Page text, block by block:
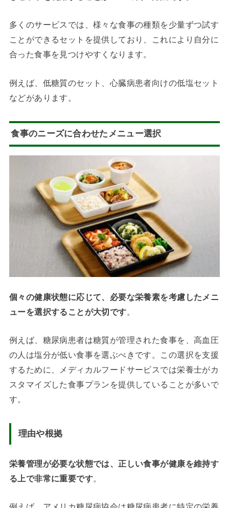
多くのサービスでは、様々な食事の種類を少量ずつ試す
ことができるセットを提供しており、これにより自分に
合った食事を見つけやすくなります。
例えば、低糖質のセット、心臓病患者向けの低塩セット
などがあります。
食事のニーズに合わせたメニュー選択
個々の健康状態に応じて、必要な栄養素を考慮したメニ
ューを選択することが大切です。
例えば、糖尿病患者は糖質が管理された食事を、高血圧
の人は塩分が低い食事を選ぶべきです。この選択を支援
するために、メディカルフードサービスでは栄養士がカ
スタマイズした食事プランを提供していることが多いで
す。
理由や根拠
栄養管理が必要な状態では、正しい食事が健康を維持す
る上で非常に重要です。